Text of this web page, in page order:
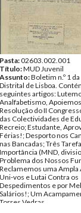
Pasta:02603.002.001
Título:MUD Juvenil
Assunto:Boletim n.º 1
Distrital de Lisboa.
seguintes artigos:
Analfabetismo,
Resolução do II
das Colectividades de
Recreio; Estudante,
Férias!; Desporto nos
nas Bancadas; Três
Importância (MND,
Problema dos Nossos
Reclamemos uma
Uni-vos e Lutai Contra os
Despedimentos e por
Salários!; Um
Torres Vedras.